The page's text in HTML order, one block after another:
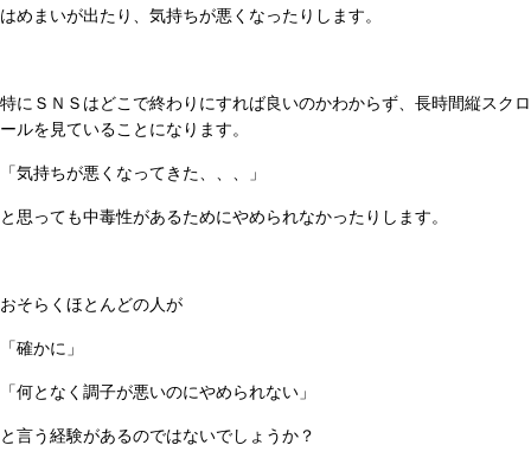
はめまいが出たり、気持ちが悪くなったりします。
特にＳＮＳはどこで終わりにすれば良いのかわからず、長時間縦スクロ
ールを見ていることになります。
「気持ちが悪くなってきた、、、」
と思っても中毒性があるためにやめられなかったりします。
おそらくほとんどの人が
「確かに」
「何となく調子が悪いのにやめられない」
と言う経験があるのではないでしょうか？